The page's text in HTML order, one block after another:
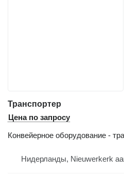
Транспортер
Цена по запросу
Конвейерное оборудование -
Нидерланды, Nieuwerkerk